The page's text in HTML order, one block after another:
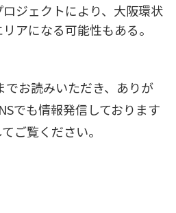
ジェクトにより、大阪環状
アになる可能性もある。
でお読みいただき、ありが
でも情報発信しております
ご覧ください。